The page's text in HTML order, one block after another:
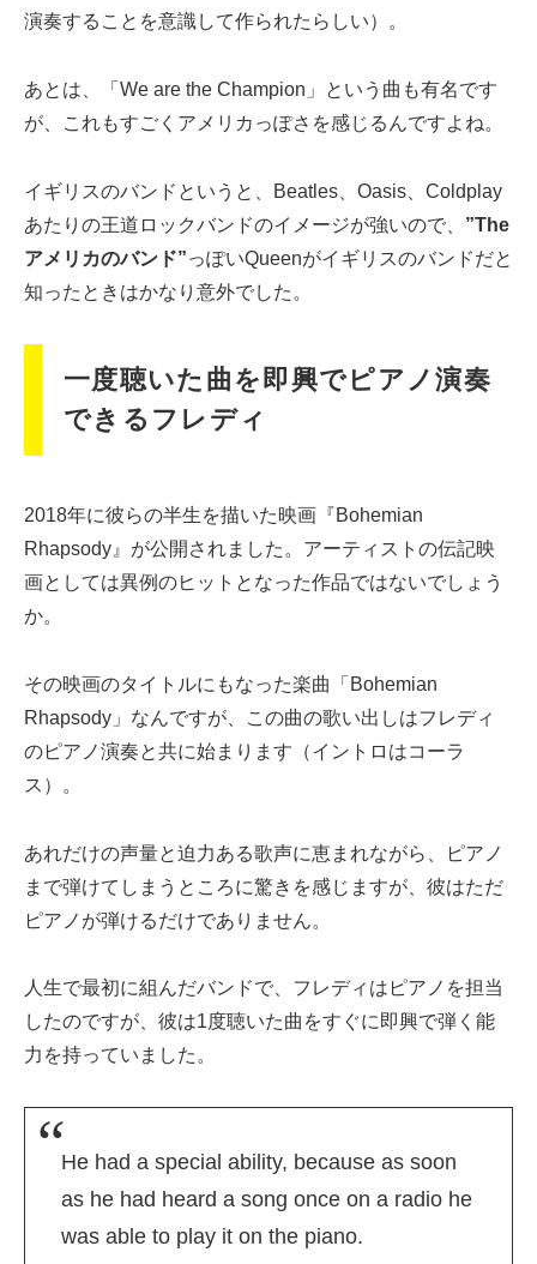
演奏することを意識して作られたらしい）。
あとは、「We are the Champion」という曲も有名です
が、これもすごくアメリカっぽさを感じるんですよね。
イギリスのバンドというと、Beatles、Oasis、Coldplay
あたりの王道ロックバンドのイメージが強いので、 ”The
アメリカのバンド”っぽいQueenがイギリスのバンドだと
知ったときはかなり意外でした。
一度聴いた曲を即興でピアノ演奏
できるフレディ
2018年に彼らの半生を描いた映画『Bohemian
Rhapsody』が公開されました。アーティストの伝記映
画としては異例のヒットとなった作品ではないでしょう
か。
その映画のタイトルにもなった楽曲「Bohemian
Rhapsody」なんですが、この曲の歌い出しはフレディ
のピアノ演奏と共に始まります（イントロはコーラ
ス）。
あれだけの声量と迫力ある歌声に恵まれながら、ピアノ
まで弾けてしまうところに驚きを感じますが、彼はただ
ピアノが弾けるだけでありません。
人生で最初に組んだバンドで、フレディはピアノを担当
したのですが、彼は1度聴いた曲をすぐに即興で弾く能
力を持っていました。
He had a special ability, because as soon
as he had heard a song once on a radio he
was able to play it on the piano.